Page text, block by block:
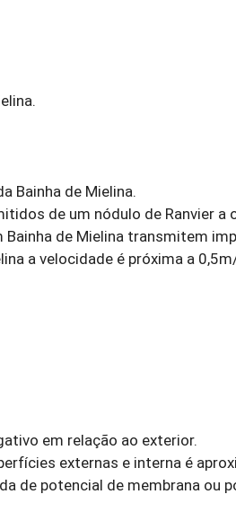
Bainha de Mielina.
de um nódulo de Ranvier a
Bainha de Mielina transmitem
a velocidade é próxima a
em relação ao exterior.
externas e interna é
de potencial de membrana ou